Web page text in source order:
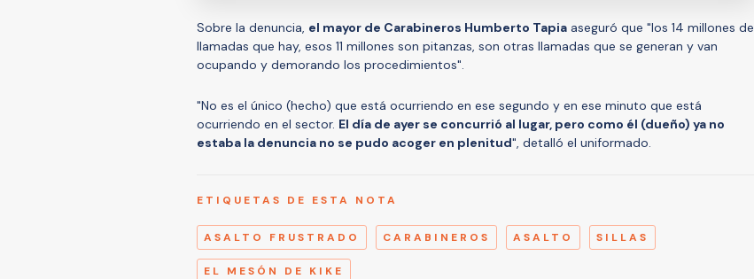
Sobre la denuncia, el mayor de Carabineros Humberto Tapia aseguró que "los 14 millones de
llamadas que hay, esos 11 millones son pitanzas, son otras llamadas que se generan y van
ocupando y demorando los procedimientos".
"No es el único (hecho) que está ocurriendo en ese segundo y en ese minuto que está
ocurriendo en el sector. El día de ayer se concurrió al lugar, pero como él (dueño) ya no
estaba la denuncia no se pudo acoger en plenitud", detalló el uniformado.
ETIQUETAS DE ESTA NOTA
ASALTO FRUSTRADO CARABINEROS ASALTO SILLAS
EL MESÓN DE KIKE